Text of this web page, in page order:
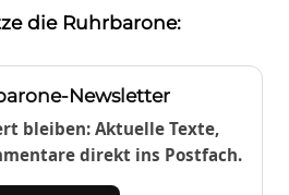
die Ruhrbarone:
Newsletter
bleiben: Aktuelle Texte,
direkt ins Postfach.